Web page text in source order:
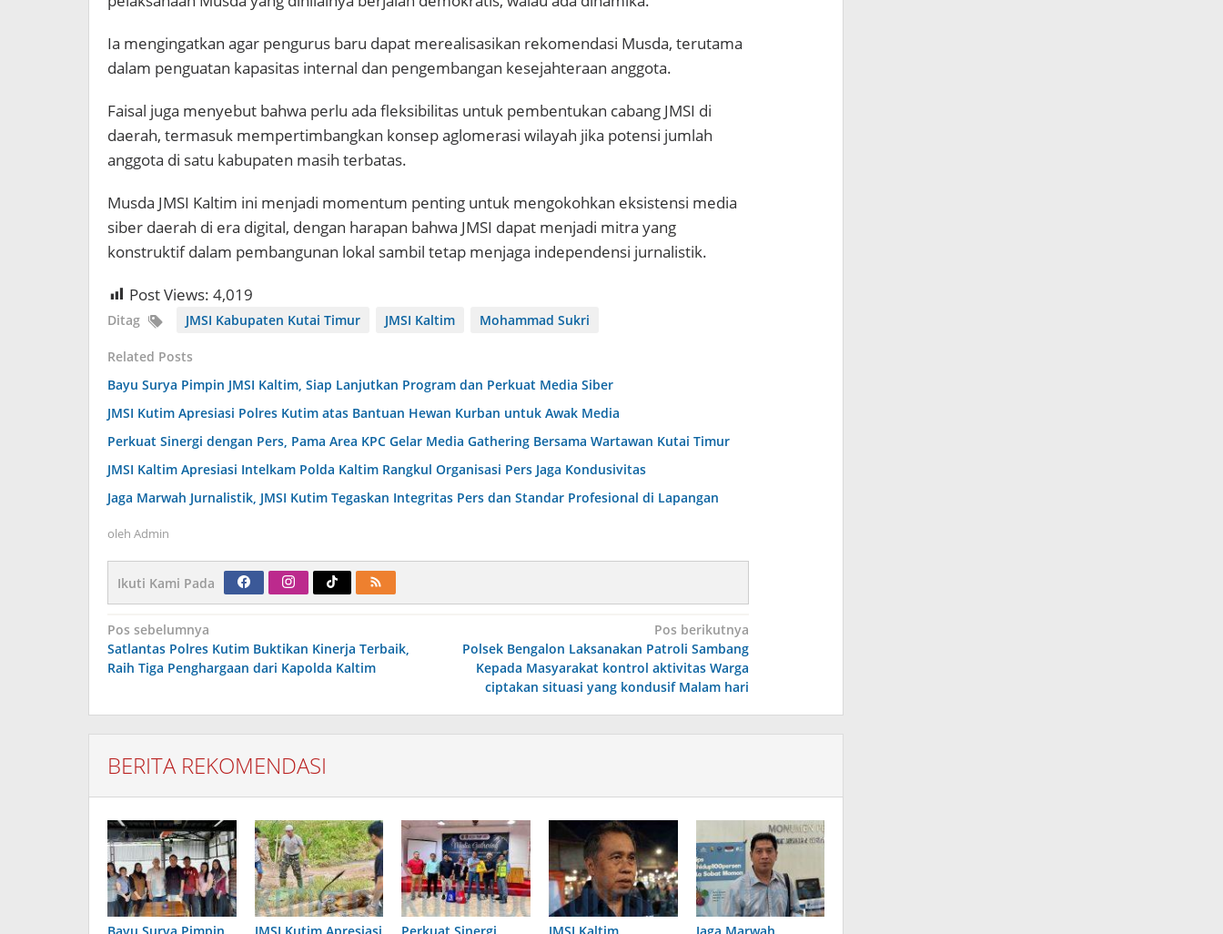
Ia mengingatkan agar pengurus baru dapat merealisasikan rekomendasi Musda, terutama
dalam penguatan kapasitas internal dan pengembangan kesejahteraan anggota.
Faisal juga menyebut bahwa perlu ada fleksibilitas untuk pembentukan cabang JMSI di
daerah, termasuk mempertimbangkan konsep aglomerasi wilayah jika potensi jumlah
anggota di satu kabupaten masih terbatas.
Musda JMSI Kaltim ini menjadi momentum penting untuk mengokohkan eksistensi media
siber daerah di era digital, dengan harapan bahwa JMSI dapat menjadi mitra yang
konstruktif dalam pembangunan lokal sambil tetap menjaga independensi jurnalistik.
Post Views: 4,019
Ditag JMSI Kabupaten Kutai Timur JMSI Kaltim Mohammad Sukri
Related Posts
Bayu Surya Pimpin JMSI Kaltim, Siap Lanjutkan Program dan Perkuat Media Siber
JMSI Kutim Apresiasi Polres Kutim atas Bantuan Hewan Kurban untuk Awak Media
Perkuat Sinergi dengan Pers, Pama Area KPC Gelar Media Gathering Bersama Wartawan Kutai Timur
JMSI Kaltim Apresiasi Intelkam Polda Kaltim Rangkul Organisasi Pers Jaga Kondusivitas
Jaga Marwah Jurnalistik, JMSI Kutim Tegaskan Integritas Pers dan Standar Profesional di Lapangan
oleh Admin
Ikuti Kami Pada
Navigasi
pos
Pos sebelumnya
Satlantas Polres Kutim Buktikan Kinerja Terbaik,
Raih Tiga Penghargaan dari Kapolda Kaltim
Pos berikutnya
Polsek Bengalon Laksanakan Patroli Sambang
Kepada Masyarakat kontrol aktivitas Warga
ciptakan situasi yang kondusif Malam hari
BERITA REKOMENDASI